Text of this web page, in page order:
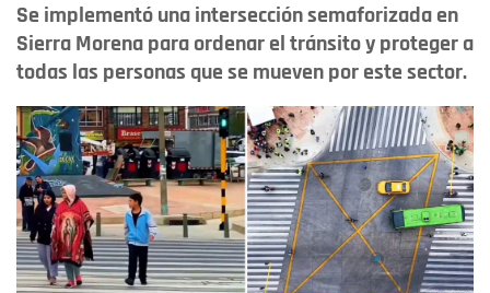
Se implementó una intersección semaforizada en
Sierra Morena para ordenar el tránsito y proteger a
todas las personas que se mueven por este sector.